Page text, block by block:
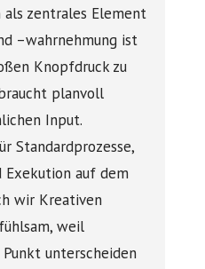
zentrales Element
–wahrnehmung ist
Knopfdruck zu
planvoll
Input.
Standardprozesse,
auf dem
wir Kreativen
weil
unterscheiden